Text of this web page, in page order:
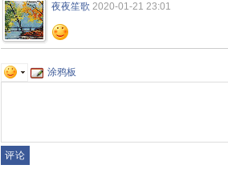
夜夜笙歌 2020-01-21 23:01
涂鸦板